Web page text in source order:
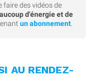
faire des vidéos de
d'énergie et de
un abonnement
AU RENDEZ-